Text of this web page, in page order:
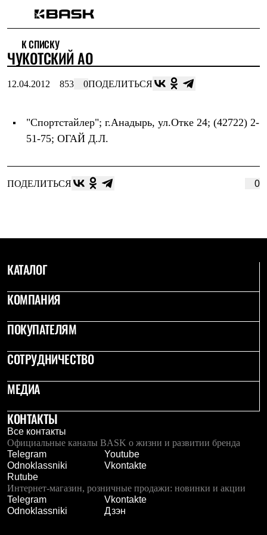
Интернет-магазин
Мужская одежда
Утепленная пухом
Куртки
Брюки
Утепленная синтетикой
Куртки
Куртки
Брюки
Куртки
Термобелье
Среднее термобелье
Легкое термобелье
Футболки
Рубашки
Толстовки
Брюки
Женская одежда
Утепленная пухом
Брюки
Жилеты
Утепленная синтетикой
Куртки
Брюки
Штормовая одежда
Куртки
Софтшелл одежда
Куртки
К СПИСКУ
ЧУКОТСКИЙ АО
12.04.2012 853 0ПОДЕЛИТЬСЯ
"Спортстайлер"; г.Анадырь, ул.Отке 24; (42722) 2-
51-75; ОГАЙ Д.Л.
ПОДЕЛИТЬСЯ 0
КАТАЛОГ
КОМПАНИЯ
ПОКУПАТЕЛЯМ
СОТРУДНИЧЕСТВО
МЕДИА
КОНТАКТЫ
Все контакты
Официальные каналы BASK о жизни и развитии бренда
Telegram
Youtube
Odnoklassniki
Vkontakte
Rutube
Интернет-магазин, розничные продажи: новинки и акции
Telegram
Vkontakte
Odnoklassniki
Дзэн